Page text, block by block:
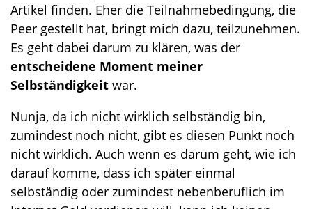
Artikel finden. Eher die Teilnahmebedingung, die
Peer gestellt hat, bringt mich dazu, teilzunehmen.
Es geht dabei darum zu klären, was der
entscheidene Moment meiner
Selbständigkeit war.
Nunja, da ich nicht wirklich selbständig bin,
zumindest noch nicht, gibt es diesen Punkt noch
nicht wirklich. Auch wenn es darum geht, wie ich
darauf komme, dass ich später einmal
selbständig oder zumindest nebenberuflich im